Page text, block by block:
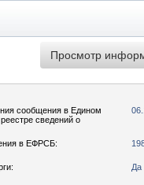
сообщения в Едином
сведений о
в ЕФРСБ:
Да